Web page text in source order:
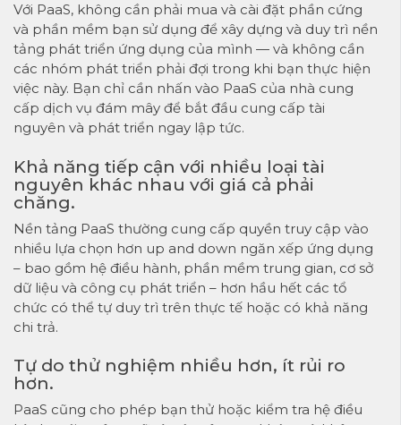
Với PaaS, không cần phải mua và cài đặt phần cứng
và phần mềm bạn sử dụng để xây dựng và duy trì nền
tảng phát triển ứng dụng của mình — và không cần
các nhóm phát triển phải đợi trong khi bạn thực hiện
việc này. Bạn chỉ cần nhấn vào PaaS của nhà cung
cấp dịch vụ đám mây để bắt đầu cung cấp tài
nguyên và phát triển ngay lập tức.
Khả năng tiếp cận với nhiều loại tài
nguyên khác nhau với giá cả phải
chăng.
Nền tảng PaaS thường cung cấp quyền truy cập vào
nhiều lựa chọn hơn up and down ngăn xếp ứng dụng
– bao gồm hệ điều hành, phần mềm trung gian, cơ sở
dữ liệu và công cụ phát triển – hơn hầu hết các tổ
chức có thể tự duy trì trên thực tế hoặc có khả năng
chi trả.
Tự do thử nghiệm nhiều hơn, ít rủi ro
hơn.
PaaS cũng cho phép bạn thử hoặc kiểm tra hệ điều